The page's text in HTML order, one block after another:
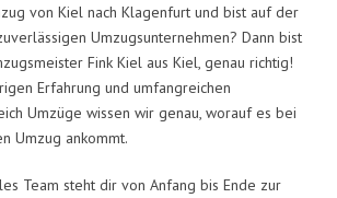
von Kiel nach Klagenfurt und bist auf der
Umzugsunternehmen? Dann bist
Fink Kiel aus Kiel, genau richtig!
Erfahrung und umfangreichen
Umzüge wissen wir genau, worauf es bei
Umzug ankommt.
Team steht dir von Anfang bis Ende zur